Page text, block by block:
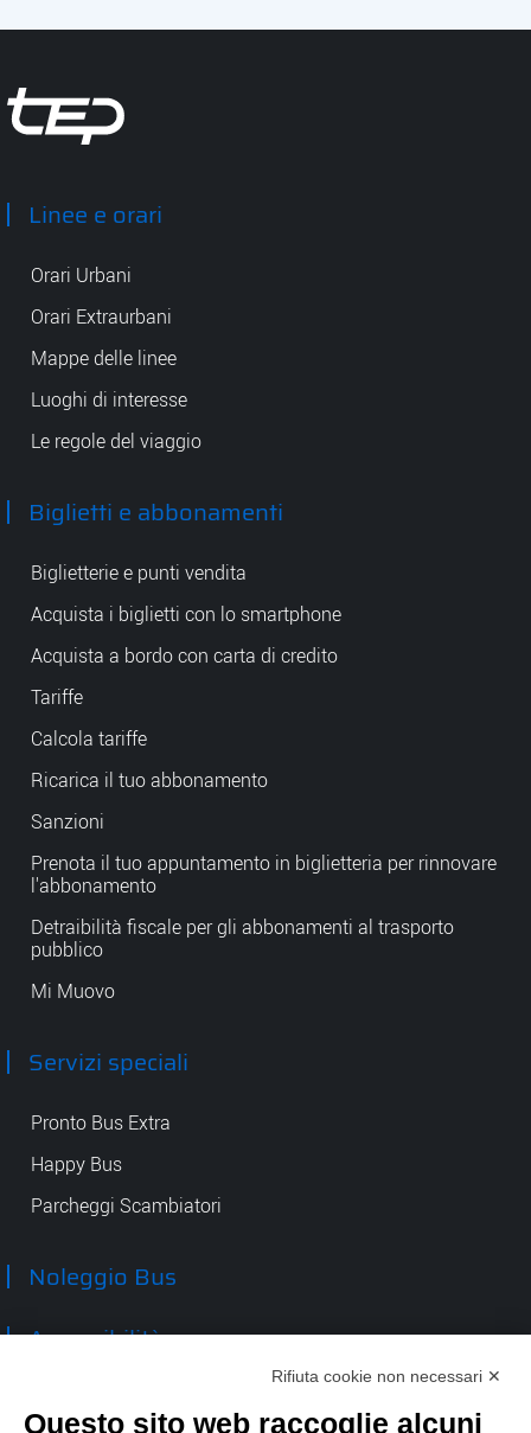
Linee e orari
Orari Urbani
Orari Extraurbani
Mappe delle linee
Luoghi di interesse
Le regole del viaggio
Biglietti e abbonamenti
Biglietterie e punti vendita
Acquista i biglietti con lo smartphone
Acquista a bordo con carta di credito
Tariffe
Calcola tariffe
Ricarica il tuo abbonamento
Sanzioni
Prenota il tuo appuntamento in biglietteria per rinnovare
l'abbonamento
Detraibilità fiscale per gli abbonamenti al trasporto
pubblico
Mi Muovo
Servizi speciali
Pronto Bus Extra
Happy Bus
Parcheggi Scambiatori
Noleggio Bus
Accessibilità
Rifiuta cookie non necessari ✕
Questo sito web raccoglie alcuni